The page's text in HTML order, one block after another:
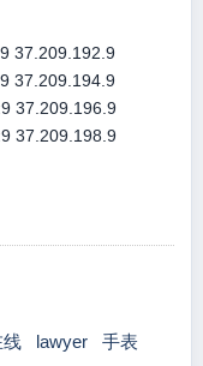
37.209.192.9
37.209.194.9
37.209.196.9
37.209.198.9
线 lawyer
手表